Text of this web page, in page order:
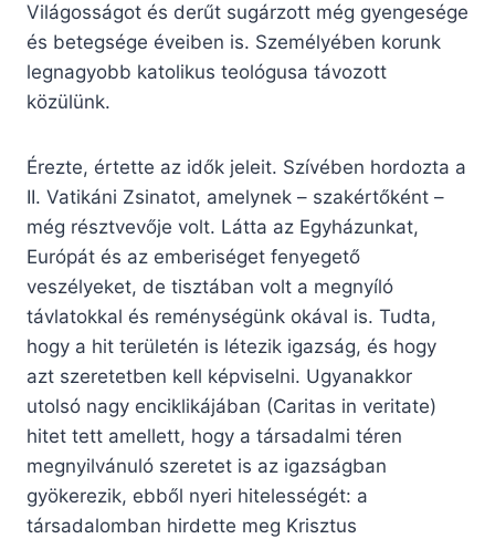
Világosságot és derűt sugárzott még gyengesége
és betegsége éveiben is. Személyében korunk
legnagyobb katolikus teológusa távozott
közülünk.
Érezte, értette az idők jeleit. Szívében hordozta a
II. Vatikáni Zsinatot, amelynek – szakértőként –
még résztvevője volt. Látta az Egyházunkat,
Európát és az emberiséget fenyegető
veszélyeket, de tisztában volt a megnyíló
távlatokkal és reménységünk okával is. Tudta,
hogy a hit területén is létezik igazság, és hogy
azt szeretetben kell képviselni. Ugyanakkor
utolsó nagy enciklikájában (Caritas in veritate)
hitet tett amellett, hogy a társadalmi téren
megnyilvánuló szeretet is az igazságban
gyökerezik, ebből nyeri hitelességét: a
társadalomban hirdette meg Krisztus